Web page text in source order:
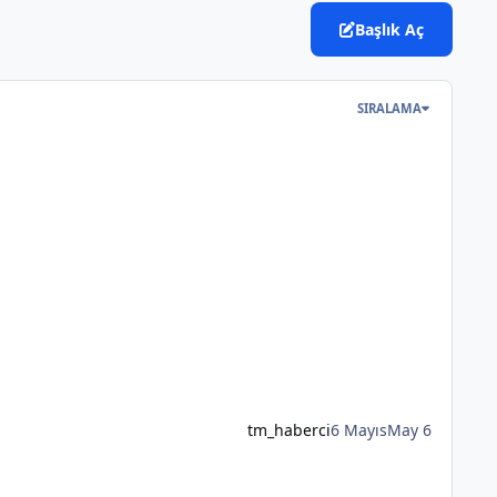
Başlık Aç
SIRALAMA
tm_haberci6 MayısMay 6